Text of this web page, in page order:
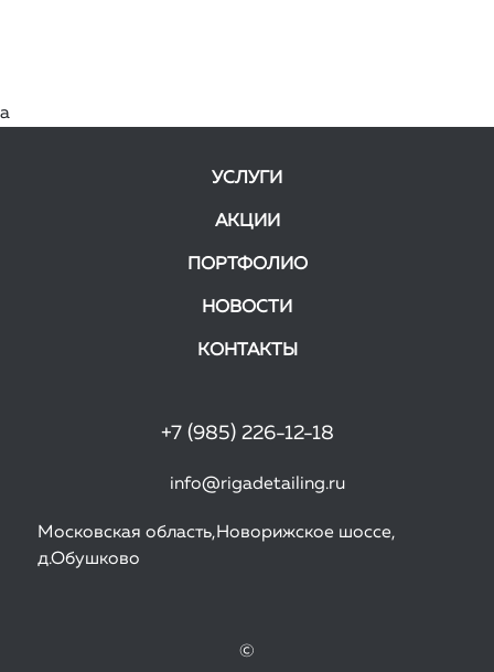
а
УСЛУГИ
АКЦИИ
ПОРТФОЛИО
НОВОСТИ
КОНТАКТЫ
+7 (985) 226-12-18
info@rigadetailing.ru
Московская область,Новорижское шоссе,
д.Обушково
©